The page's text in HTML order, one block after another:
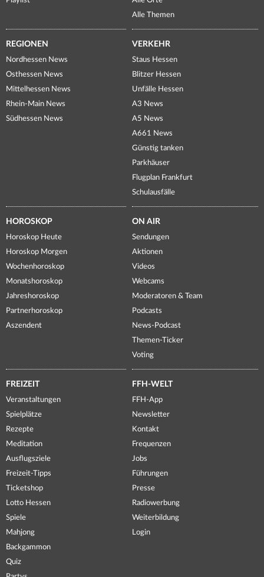
Alle Themen
REGIONEN
Nordhessen News
Osthessen News
Mittelhessen News
Rhein-Main News
Südhessen News
VERKEHR
Staus Hessen
Blitzer Hessen
Unfälle Hessen
A3 News
A5 News
A661 News
Günstig tanken
Parkhäuser
Flugplan Frankfurt
Schulausfälle
HOROSKOP
Horoskop Heute
Horoskop Morgen
Wochenhoroskop
Monatshoroskop
Jahreshoroskop
Partnerhoroskop
Aszendent
ON AIR
Sendungen
Aktionen
Videos
Webcams
Moderatoren & Team
Podcasts
News-Podcast
Themen-Ticker
Voting
FREIZEIT
Veranstaltungen
Spielplätze
Rezepte
Meditation
Ausflugsziele
Freizeit-Tipps
Ticketshop
Lotto Hessen
Spiele
Mahjong
Backgammon
Quiz
FFH-WELT
FFH-App
Newsletter
Kontakt
Frequenzen
Jobs
Führungen
Presse
Radiowerbung
Weiterbildung
Login